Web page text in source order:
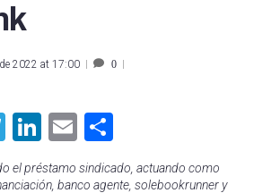
2022 at 17:00 0
Telegram
LinkedIn
Email
el préstamo sindicado, actuando como
banco agente, solebookrunner y